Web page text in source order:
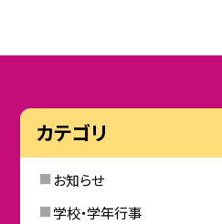
カテゴリ
お知らせ
学校・学年行事